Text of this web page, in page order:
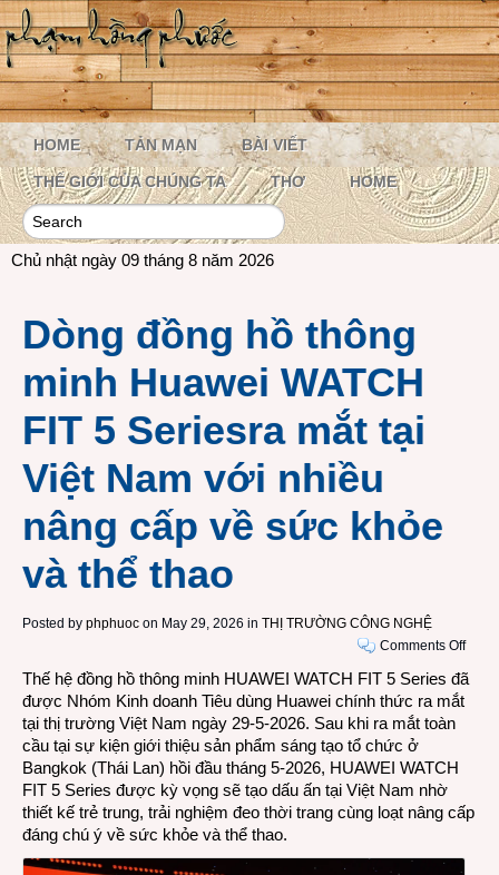
HOME TẢN MẠN BÀI VIẾT
THẾ GIỚI CỦA CHÚNG TA THƠ HOME
Chủ nhật ngày 09 tháng 8 năm 2026
Dòng đồng hồ thông
minh Huawei WATCH
FIT 5 Seriesra mắt tại
Việt Nam với nhiều
nâng cấp về sức khỏe
và thể thao
Posted by phphuoc on May 29, 2026 in THỊ TRƯỜNG CÔNG NGHỆ
Comments Offon
đồng
FIT
Thế hệ đồng hồ thông minh HUAWEI WATCH FIT 5 Series đã
được Nhóm Kinh doanh Tiêu dùng Huawei chính thức ra mắt
tại thị trường Việt Nam ngày 29-5-2026. Sau khi ra mắt toàn
cầu tại sự kiện giới thiệu sản phẩm sáng tạo tổ chức ở
Bangkok (Thái Lan) hồi đầu tháng 5-2026, HUAWEI WATCH
FIT 5 Series được kỳ vọng sẽ tạo dấu ấn tại Việt Nam nhờ
thiết kế trẻ trung, trải nghiệm đeo thời trang cùng loạt nâng cấp
đáng chú ý về sức khỏe và thể thao.